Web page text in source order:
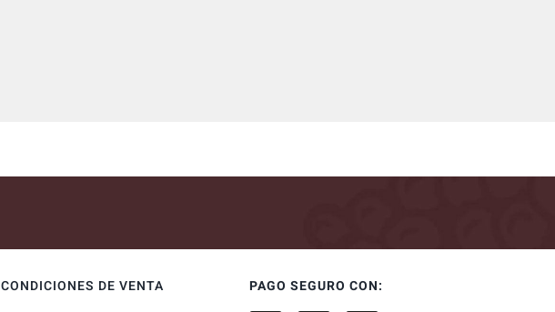
CONDICIONES DE VENTA
PAGO SEGURO CON: